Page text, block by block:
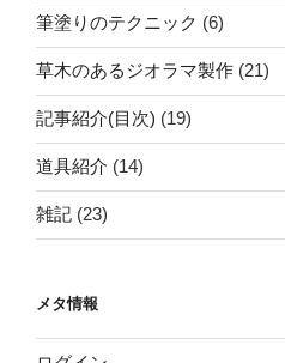
筆塗りのテクニック (6)
草木のあるジオラマ製作 (21)
記事紹介(目次) (19)
道具紹介 (14)
雑記 (23)
メタ情報